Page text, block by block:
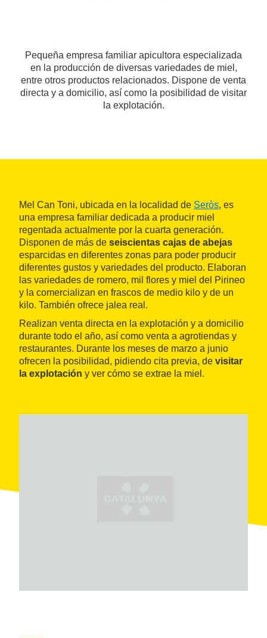
Pequeña empresa familiar apicultora especializada
en la producción de diversas variedades de miel,
entre otros productos relacionados. Dispone de venta
directa y a domicilio, así como la posibilidad de visitar
la explotación.
Mel Can Toni, ubicada en la localidad de Seròs, es
una empresa familiar dedicada a producir miel
regentada actualmente por la cuarta generación.
Disponen de más de seiscientas cajas de abejas
esparcidas en diferentes zonas para poder producir
diferentes gustos y variedades del producto. Elaboran
las variedades de romero, mil flores y miel del Pirineo
y la comercializan en frascos de medio kilo y de un
kilo. También ofrece jalea real.
Realizan venta directa en la explotación y a domicilio
durante todo el año, así como venta a agrotiendas y
restaurantes. Durante los meses de marzo a junio
ofrecen la posibilidad, pidiendo cita previa, de visitar
la explotación y ver cómo se extrae la miel.